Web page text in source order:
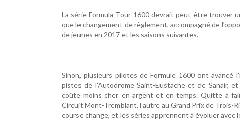
La série Formula Tour 1600 devrait peut-être trouver
que le changement de règlement, accompagné de
de jeunes en 2017 et les saisons suivantes.
Sinon, plusieurs pilotes de Formule 1600 ont avancé
pistes de l’Autodrome Saint-Eustache et de Sanair,
coûte moins cher en argent et en temps. Quitte à
Circuit Mont-Tremblant, l’autre au Grand Prix de Trois-
course change, et les séries apprennent à évoluer avec